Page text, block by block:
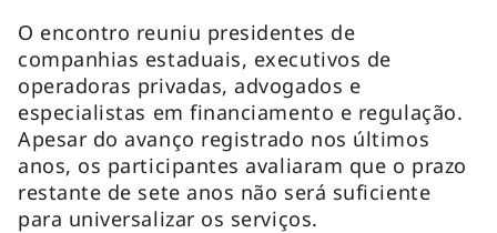
O encontro reuniu presidentes de
companhias estaduais, executivos de
operadoras privadas, advogados e
especialistas em financiamento e regulação.
Apesar do avanço registrado nos últimos
anos, os participantes avaliaram que o prazo
restante de sete anos não será suficiente
para universalizar os serviços.